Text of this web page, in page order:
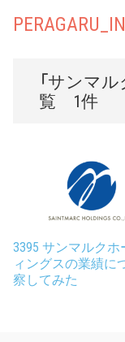
「サンマ
覧 1件
3395 サンマルク
ィングスの業績に
察してみた